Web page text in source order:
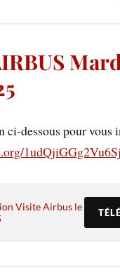
ci-dessous pour vous
Visite Airbus le